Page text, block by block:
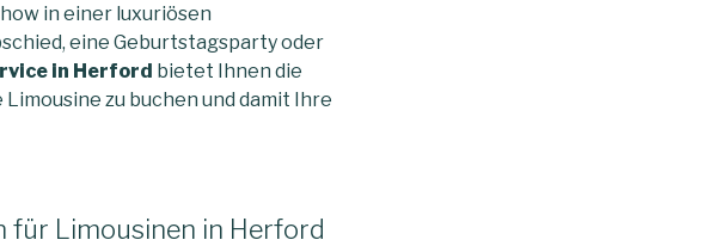
in einer luxuriösen
eine Geburtstagsparty oder
in Herford bietet Ihnen die
zu buchen und damit Ihre
für Limousinen in Herford